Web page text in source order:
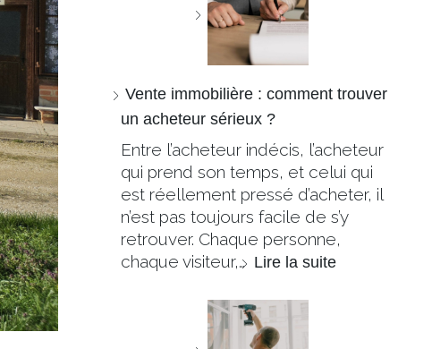
Vente immobilière : comment trouver
un acheteur sérieux ?
Entre l’acheteur indécis, l’acheteur
qui prend son temps, et celui qui
est réellement pressé d’acheter, il
n’est pas toujours facile de s’y
retrouver. Chaque personne,
chaque visiteur,… Lire la suite